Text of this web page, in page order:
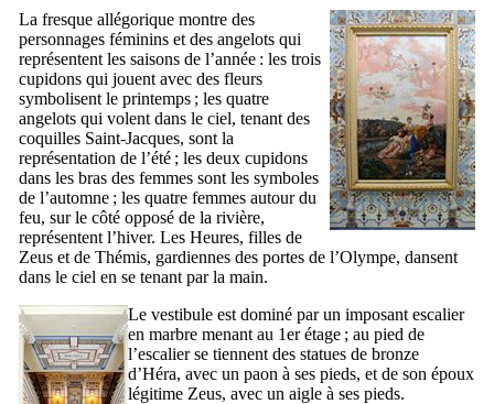
La fresque allégorique montre des
personnages féminins et des angelots qui
représentent les saisons de l’année : les trois
cupidons qui jouent avec des fleurs
symbolisent le printemps ; les quatre
angelots qui volent dans le ciel, tenant des
coquilles Saint-Jacques, sont la
représentation de l’été ; les deux cupidons
dans les bras des femmes sont les symboles
de l’automne ; les quatre femmes autour du
feu, sur le côté opposé de la rivière,
représentent l’hiver. Les Heures, filles de
Zeus et de Thémis, gardiennes des portes de l’Olympe, dansent
dans le ciel en se tenant par la main.
Le vestibule est dominé par un imposant escalier
en marbre menant au 1er étage ; au pied de
l’escalier se tiennent des statues de bronze
d’Héra, avec un paon à ses pieds, et de son époux
légitime Zeus, avec un aigle à ses pieds.